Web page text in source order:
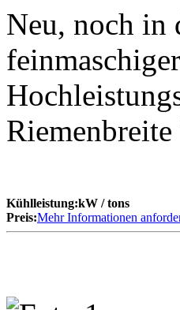
Neu, noch in
Kühlleistung:kW / tons
Preis:Mehr Informationen